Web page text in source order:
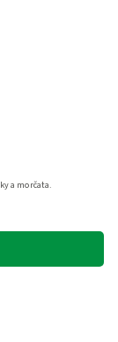
a morčata.